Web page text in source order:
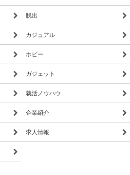
脱出
カジュアル
ホビー
ガジェット
就活ノウハウ
企業紹介
求人情報